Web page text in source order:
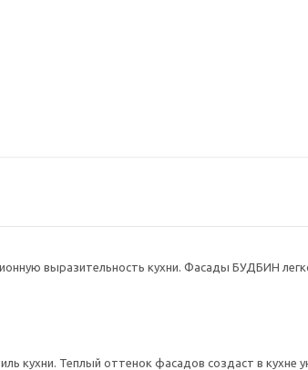
выразительность кухни. Фасады БУДБИН
кухни. Теплый оттенок фасадов создаст в